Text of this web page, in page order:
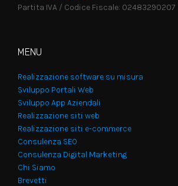
Partita IVA / Codice Fiscale: 02483290207
MENU
Realizzazione software su misura
Sviluppo Portali Web
Sviluppo App Aziendali
Realizzazione siti web
Realizzazione siti e-commerce
Consulenza SEO
Consulenza Digital Marketing
Chi Siamo
Brevetti